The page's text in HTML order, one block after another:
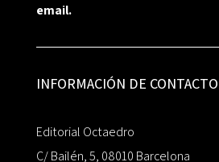
email.
INFORMACIÓN DE CONTACTO
Editorial Octaedro
C/ Bailén, 5, 08010 Barcelona